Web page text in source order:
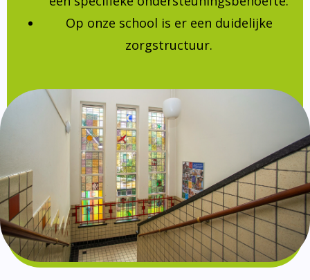
Op onze school is er een duidelijke
zorgstructuur.